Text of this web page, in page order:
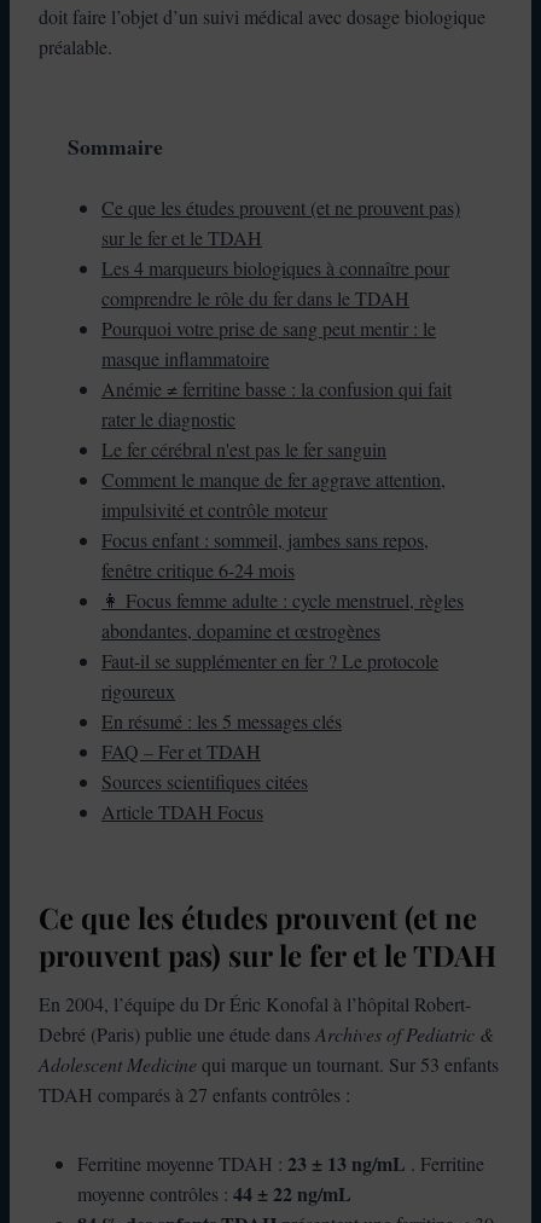
doit faire l’objet d’un suivi médical avec dosage biologique
préalable.
Sommaire
Ce que les études prouvent (et ne prouvent pas)
sur le fer et le TDAH
Les 4 marqueurs biologiques à connaître pour
comprendre le rôle du fer dans le TDAH
Pourquoi votre prise de sang peut mentir : le
masque inflammatoire
Anémie ≠ ferritine basse : la confusion qui fait
rater le diagnostic
Le fer cérébral n'est pas le fer sanguin
Comment le manque de fer aggrave attention,
impulsivité et contrôle moteur
Focus enfant : sommeil, jambes sans repos,
fenêtre critique 6-24 mois
👩 Focus femme adulte : cycle menstruel, règles
abondantes, dopamine et œstrogènes
Faut-il se supplémenter en fer ? Le protocole
rigoureux
En résumé : les 5 messages clés
FAQ – Fer et TDAH
Sources scientifiques citées
Article TDAH Focus
Ce que les études prouvent (et ne
prouvent pas) sur le fer et le TDAH
En 2004, l’équipe du Dr Éric Konofal à l’hôpital Robert-
Debré (Paris) publie une étude dansArchives of Pediatric &
Adolescent Medicinequi marque un tournant. Sur 53 enfants
TDAH comparés à 27 enfants contrôles :
Ferritine moyenne TDAH : 23 ± 13 ng/mL . Ferritine
moyenne contrôles : 44 ± 22 ng/mL